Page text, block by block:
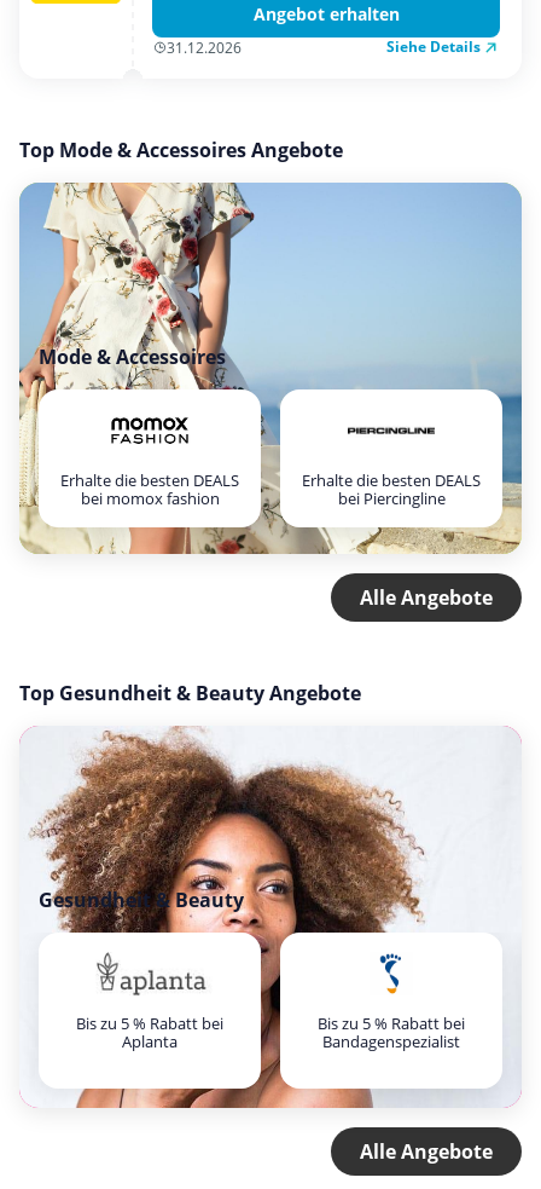
Angebot erhalten
31.12.2026 Siehe Details
Top Mode & Accessoires Angebote
Mode & Accessoires
Erhalte die besten DEALS
bei momox fashion
Erhalte die besten DEALS
bei Piercingline
Alle Angebote
Top Gesundheit & Beauty Angebote
Gesundheit & Beauty
Bis zu 5 % Rabatt bei
Aplanta
Bis zu 5 % Rabatt bei
Bandagenspezialist
Alle Angebote